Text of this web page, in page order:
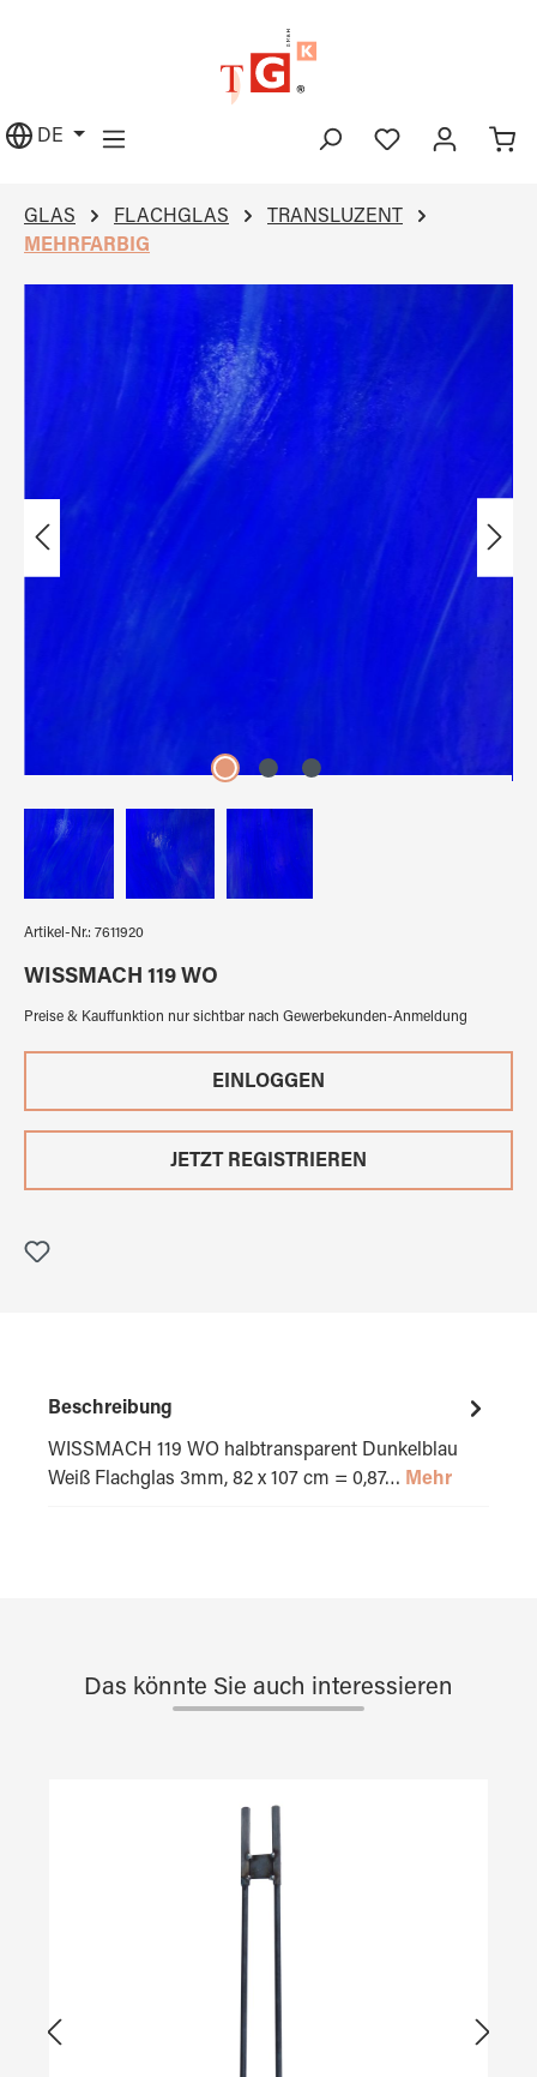
DE
GLAS FLACHGLAS
TRANSLUZENT
MEHRFARBIG
Artikel-Nr.: 7611920
WISSMACH 119 WO
Preise & Kauffunktion nur sichtbar nach Gewerbekunden-Anmeldung
EINLOGGEN
JETZT REGISTRIEREN
Beschreibung
WISSMACH 119 WO halbtransparent Dunkelblau
Weiß Flachglas 3mm, 82 x 107 cm = 0,87… Mehr
Das könnte Sie auch interessieren